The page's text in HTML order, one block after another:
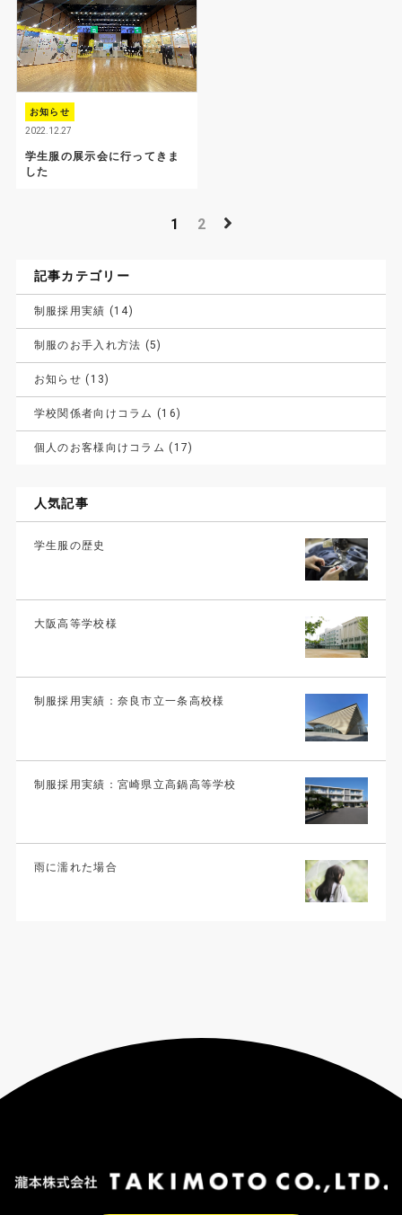
お知らせ
2022.12.27
学生服の展示会に行ってきま
した
の
ペ
ー
ジ
送
り
1 2
記事カテゴリー
制服採用実績 (14)
制服のお手入れ方法 (5)
お知らせ (13)
学校関係者向けコラム (16)
個人のお客様向けコラム (17)
人気記事
学生服の歴史
大阪高等学校様
制服採用実績：奈良市立一条高校様
制服採用実績：宮崎県立高鍋高等学校
雨に濡れた場合